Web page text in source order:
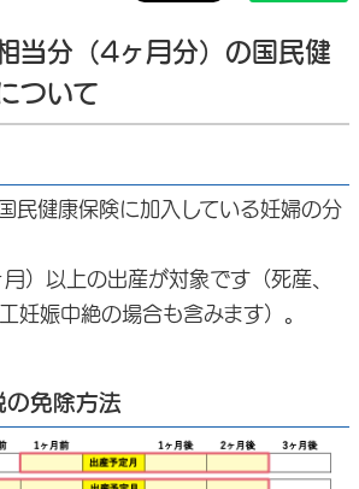
当分（4ヶ月分）の国民健
ついて
民健康保険に加入している妊婦の分
）以上の出産が対象です（死産、
妊娠中絶の場合も含みます）。
の免除方法